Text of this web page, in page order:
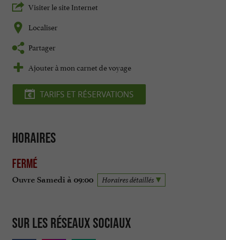
Visiter le site Internet
Localiser
Partager
Ajouter à mon carnet de voyage
TARIFS ET RÉSERVATIONS
Horaires
Fermé
Ouvre Samedi à 09:00 Horaires détaillés
Sur les réseaux sociaux